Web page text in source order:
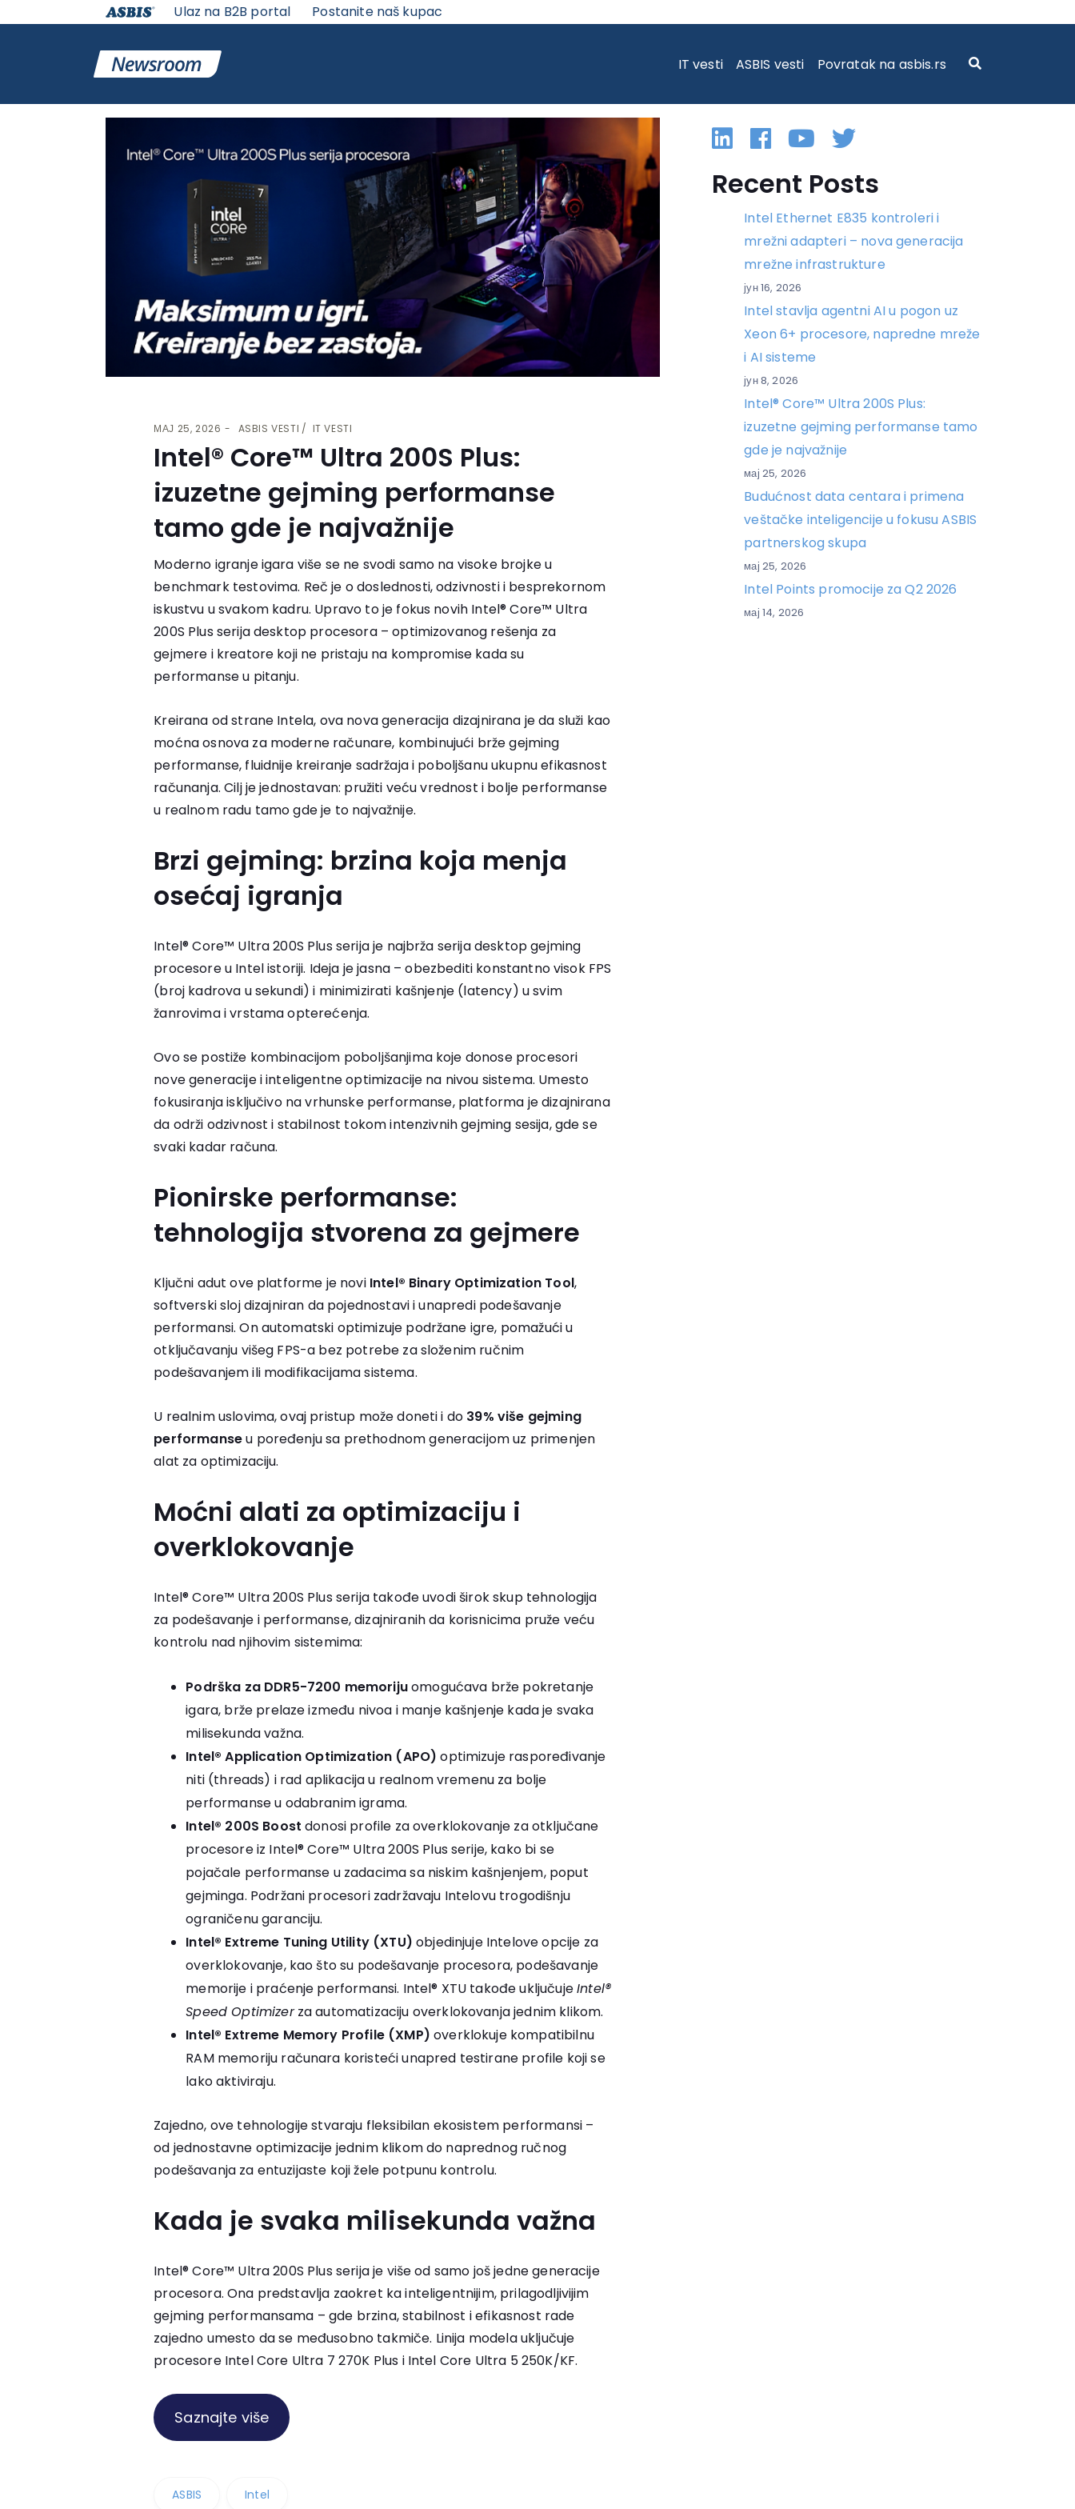
Ulaz na B2B portal Postanite naš kupac
IT vesti ASBIS vesti Povratak na asbis.rs
МАЈ 25, 2026 ASBIS VESTI IT VESTI
Intel® Core™ Ultra 200S Plus:
izuzetne gejming performanse
tamo gde je najvažnije
Moderno igranje igara više se ne svodi samo na visoke brojke u
benchmark testovima. Reč je o doslednosti, odzivnosti i besprekornom
iskustvu u svakom kadru. Upravo to je fokus novih Intel® Core™ Ultra
200S Plus serija desktop procesora – optimizovanog rešenja za
gejmere i kreatore koji ne pristaju na kompromise kada su
performanse u pitanju.
Kreirana od strane Intela, ova nova generacija dizajnirana je da služi kao
moćna osnova za moderne računare, kombinujući brže gejming
performanse, fluidnije kreiranje sadržaja i poboljšanu ukupnu efikasnost
računanja. Cilj je jednostavan: pružiti veću vrednost i bolje performanse
u realnom radu tamo gde je to najvažnije.
Brzi gejming: brzina koja menja
osećaj igranja
Intel® Core™ Ultra 200S Plus serija je najbrža serija desktop gejming
procesore u Intel istoriji. Ideja je jasna – obezbediti konstantno visok FPS
(broj kadrova u sekundi) i minimizirati kašnjenje (latency) u svim
žanrovima i vrstama opterećenja.
Ovo se postiže kombinacijom poboljšanjima koje donose procesori
nove generacije i inteligentne optimizacije na nivou sistema. Umesto
fokusiranja isključivo na vrhunske performanse, platforma je dizajnirana
da održi odzivnost i stabilnost tokom intenzivnih gejming sesija, gde se
svaki kadar računa.
Pionirske performanse:
tehnologija stvorena za gejmere
Ključni adut ove platforme je novi Intel® Binary Optimization Tool,
softverski sloj dizajniran da pojednostavi i unapredi podešavanje
performansi. On automatski optimizuje podržane igre, pomažući u
otključavanju višeg FPS-a bez potrebe za složenim ručnim
podešavanjem ili modifikacijama sistema.
U realnim uslovima, ovaj pristup može doneti i do 39% više gejming
performanseu poređenju sa prethodnom generacijom uz primenjen
alat za optimizaciju.
Moćni alati za optimizaciju i
overklokovanje
Intel® Core™ Ultra 200S Plus serija takođe uvodi širok skup tehnologija
za podešavanje i performanse, dizajniranih da korisnicima pruže veću
kontrolu nad njihovim sistemima:
Podrška za DDR5-7200 memorijuomogućava brže pokretanje
igara, brže prelaze između nivoa i manje kašnjenje kada je svaka
milisekunda važna.
Intel® Application Optimization (APO) optimizuje raspoređivanje
niti (threads) i rad aplikacija u realnom vremenu za bolje
performanse u odabranim igrama.
Intel® 200S Boost donosi profile za overklokovanje za otključane
procesore iz Intel® Core™ Ultra 200S Plus serije, kako bi se
pojačale performanse u zadacima sa niskim kašnjenjem, poput
gejminga. Podržani procesori zadržavaju Intelovu trogodišnju
ograničenu garanciju.
Intel® Extreme Tuning Utility (XTU) objedinjuje Intelove opcije za
overklokovanje, kao što su podešavanje procesora, podešavanje
memorije i praćenje performansi. Intel® XTU takođe uključujeIntel®
Speed Optimizerza automatizaciju overklokovanja jednim klikom.
Intel® Extreme Memory Profile (XMP) overklokuje kompatibilnu
RAM memoriju računara koristeći unapred testirane profile koji se
lako aktiviraju.
Zajedno, ove tehnologije stvaraju fleksibilan ekosistem performansi –
od jednostavne optimizacije jednim klikom do naprednog ručnog
podešavanja za entuzijaste koji žele potpunu kontrolu.
Kada je svaka milisekunda važna
Intel® Core™ Ultra 200S Plus serija je više od samo još jedne generacije
procesora. Ona predstavlja zaokret ka inteligentnijim, prilagodljivijim
gejming performansama – gde brzina, stabilnost i efikasnost rade
zajedno umesto da se međusobno takmiče. Linija modela uključuje
procesore Intel Core Ultra 7 270K Plus i Intel Core Ultra 5 250K/KF.
Saznajte više
ASBIS Intel
Linkedin
Facebook
YouTube
Twitter
Recent Posts
Intel Ethernet E835 kontroleri i
mrežni adapteri – nova generacija
mrežne infrastrukture
јун 16, 2026
Intel stavlja agentni AI u pogon uz
Xeon 6+ procesore, napredne mreže
i AI sisteme
јун 8, 2026
Intel® Core™ Ultra 200S Plus:
izuzetne gejming performanse tamo
gde je najvažnije
мај 25, 2026
Budućnost data centara i primena
veštačke inteligencije u fokusu ASBIS
partnerskog skupa
мај 25, 2026
Intel Points promocije za Q2 2026
мај 14, 2026